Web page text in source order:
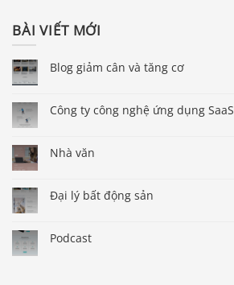
BÀI VIẾT MỚI
Blog giảm cân và tăng cơ
Công ty công nghệ ứng dụng SaaS
Nhà văn
Đại lý bất động sản
Podcast